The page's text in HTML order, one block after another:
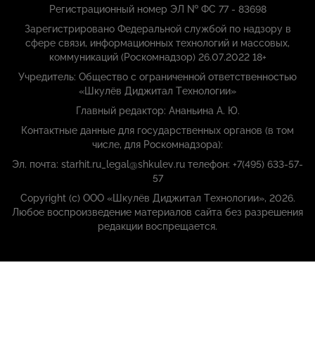
Регистрационный номер ЭЛ № ФС 77 - 83698
Зарегистрировано Федеральной службой по надзору в
сфере связи, информационных технологий и массовых,
коммуникаций (Роскомнадзор) 26.07.2022 18+
Учредитель: Общество с ограниченной ответственностью
«Шкулёв Диджитал Технологии»
Главный редактор: Ананьина А. Ю.
Контактные данные для государственных органов (в том
числе, для Роскомнадзора):
Эл. почта: starhit.ru_legal@shkulev.ru телефон: +7(495) 633-57-
57
Copyright (с) ООО «Шкулёв Диджитал Технологии», 2026.
Любое воспроизведение материалов сайта без разрешения
редакции воспрещается.